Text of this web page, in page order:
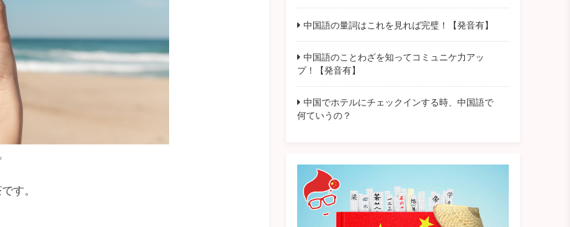
す。
中国語の量詞はこれを見れば完璧！【発音有】
中国語のことわざを知ってコミュニケ力アッ
プ！【発音有】
中国でホテルにチェックインする時、中国語で
何ていうの？